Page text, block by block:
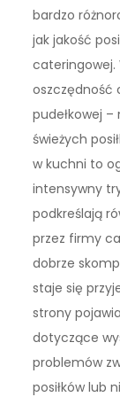
bardzo
jak jakość
cateringowej.
oszczędność
pudełkowej
świeżych
w kuchni to
intensywny
podkreślają
przez firmy
dobrze
staje się
strony
dotyczące
problemów
posiłków lub